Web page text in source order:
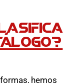
hemos